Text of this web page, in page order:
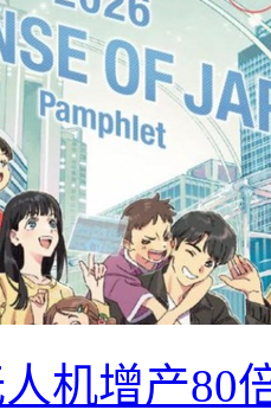
机增产80